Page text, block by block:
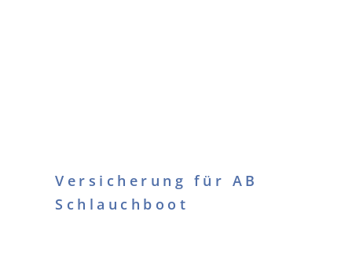
Versicherung für AB
Schlauchboot